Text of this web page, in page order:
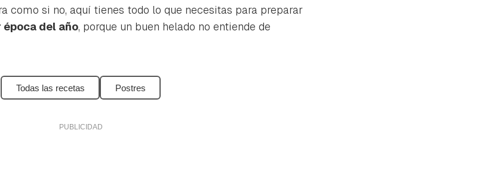
como si no, aquí tienes todo lo que necesitas para preparar
del año, porque un buen helado no entiende de
Todas las recetas Postres